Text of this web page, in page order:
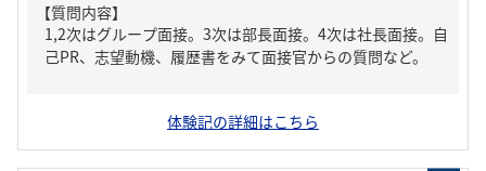
【質問内容】
1,2次はグループ面接。3次は部長面接。4次は社長面接。自
己PR、志望動機、履歴書をみて面接官からの質問など。
体験記の詳細はこちら